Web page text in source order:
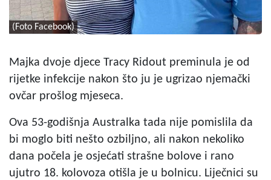
(Foto Facebook)
Majka dvoje djece Tracy Ridout preminula je od
rijetke infekcije nakon što ju je ugrizao njemački
ovčar prošlog mjeseca.
Ova 53-godišnja Australka tada nije pomislila da
bi moglo biti nešto ozbiljno, ali nakon nekoliko
dana počela je osjećati strašne bolove i rano
ujutro 18. kolovoza otišla je u bolnicu. Liječnici su